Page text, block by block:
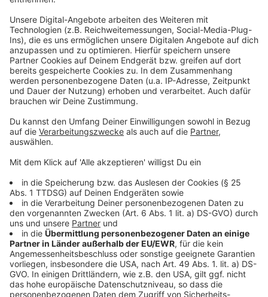
Ganz einfach über WhatsApp:
Anzeige
Schickt uns euer Video per WhatsApp mit
dem Stichwort "Karnevalszug" (WICHTIG!) an
die 02207 701 666.
Mit dem Abschicken des Videos akzeptiert ihr unsere
Teilnahmebedingungen.
Anzeige
Die Teilnahmebedingungen findet ihr hier.
Anzeige